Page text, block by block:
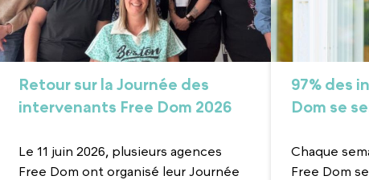
Retour sur la Journée des
intervenants Free Dom 2026
Le 11 juin 2026, plusieurs agences
Free Dom ont organisé leur Journée
97% des
Dom se
Chaque
Free Dom